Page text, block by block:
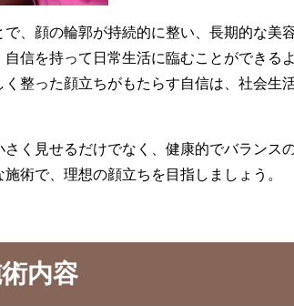
、顔の輪郭が持続的に整い、長期的な美
信を持って日常生活に臨むことができる
整った顔立ちがもたらす自信は、社会生
く見せるだけでなく、健康的でバランス
術で、理想の顔立ちを目指しましょう。
内容